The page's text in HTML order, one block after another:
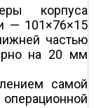
корпуса
— 101×76×15
частью
на 20 мм
самой